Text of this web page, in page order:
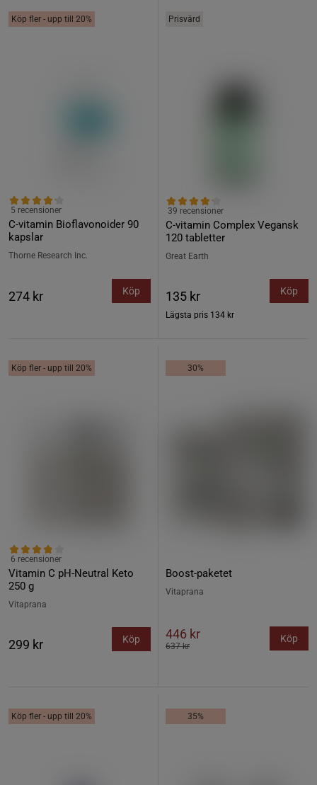
Köp fler - upp till 20%
C-vitamin Bioflavonoider 90
kapslar
5 recensioner
Thorne Research Inc.
274 kr Köp
Prisvärd
C-vitamin Complex Vegansk
120 tabletter
39 recensioner
Great Earth
135 kr
Lägsta pris 134 kr
Köp
Köp fler - upp till 20%
Vitamin C pH-Neutral Keto
250 g
6 recensioner
Vitaprana
299 kr Köp
30%
Boost-paketet
Vitaprana
446 kr
637 kr
Köp
Köp fler - upp till 20% 35%